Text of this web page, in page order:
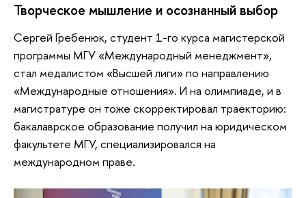
Творческое мышление и осознанный выбор
Сергей Гребенюк, студент 1-го курса магистерской
программы МГУ «Международный менеджмент»,
стал медалистом «Высшей лиги» по направлению
«Международные отношения». И на олимпиаде, и в
магистратуре он тоже скорректировал траекторию:
бакалаврское образование получил на юридическом
факультете МГУ, специализировался на
международном праве.